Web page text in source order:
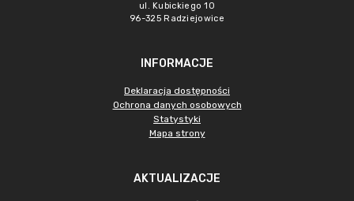
ul. Kubickiego 10
96-325 Radziejowice
INFORMACJE
Deklaracja dostępności
Ochrona danych osobowych
Statystyki
Mapa strony
AKTUALIZACJE